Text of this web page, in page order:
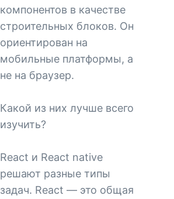
компонентов в качестве
строительных блоков. Он
ориентирован на
мобильные платформы, а
не на браузер.
Какой из них лучше всего
изучить?
React и React native
решают разные типы
задач. React — это общая